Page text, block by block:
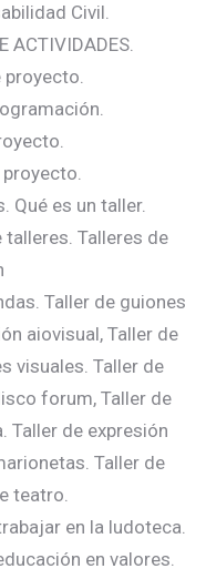
Civil.
ACTIVIDADES.
proyecto.
Qué es un taller.
Talleres de
Taller de guiones
aiovisual, Taller de
visuales. Taller de
forum, Taller de
Taller de expresión
Taller de
teatro.
en la ludoteca.
en valores.